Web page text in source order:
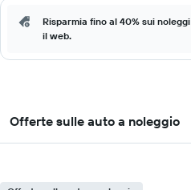
Risparmia fino al 40% sui
il web.
Offerte sulle auto a noleggio